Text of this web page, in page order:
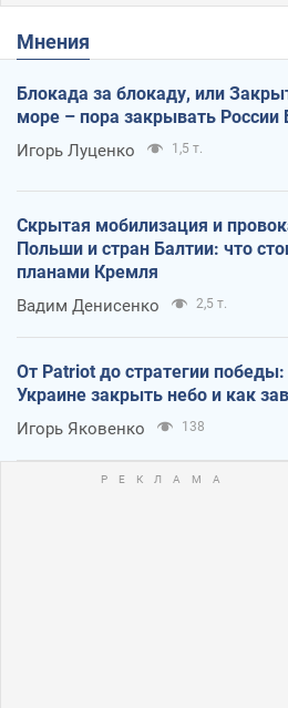
Мнения
Блокада за блокаду, или
море – пора закрывать России
Игорь Луценко 1,5 т.
Скрытая мобилизация и
Польши и стран Балтии: что
планами Кремля
Вадим Денисенко 2,5 т.
От Patriot до стратегии
Украине закрыть небо и как
Игорь Яковенко 138